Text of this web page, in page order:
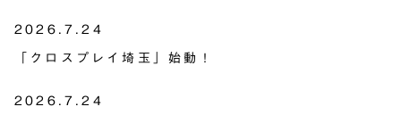
2026.7.24
「クロスプレイ埼玉」始動！
2026.7.24